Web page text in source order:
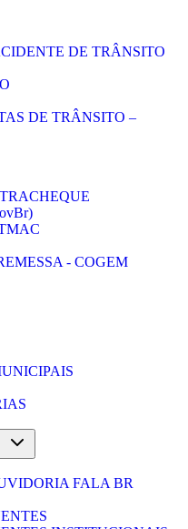
DE TRÂNSITO
DE TRÂNSITO –
- COGEM
FALA BR